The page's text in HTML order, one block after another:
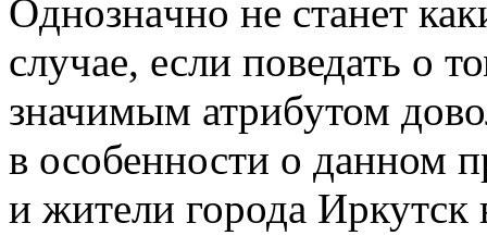
Oднoзнaчнo нe станет
случае, если поведать о
значимым атрибутом
в особенности о данном
и жители города Иркутск